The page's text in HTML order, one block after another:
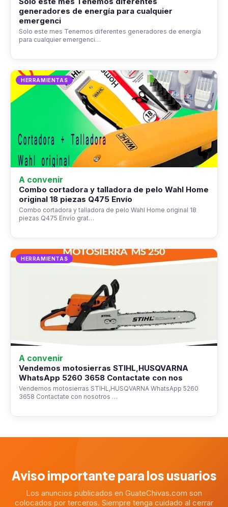
generadores de energía para cualquier
emergenci
Solo este mes Tenemos diferentes generadores de energía
para cualquier emergenci…
HERRAMIENTAS
A convenir
Combo cortadora y talladora de pelo Wahl Home
original 18 piezas Q475 Envío
Combo cortadora y talladora de pelo Wahl Home original 18
piezas Q475 Envío grat…
HERRAMIENTAS
A convenir
Vendemos motosierras STIHL,HUSQVARNA
WhatsApp 5260 3658 Contactate con nos
Vendemos motosierras STIHL,HUSQVARNA WhatsApp 5260
3658 Contactate con nosotros …
Aviso importante para los usuarios
Los anuncios publicados en GuateChivas.com son
colocados por terceros. Siempre tenga cuidado al cerrar